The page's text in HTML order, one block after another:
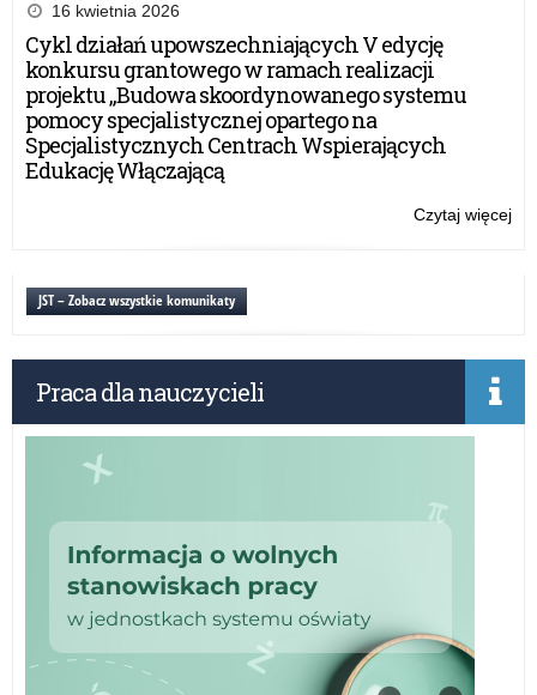
16 kwietnia 2026
Cykl działań upowszechniających V edycję
konkursu grantowego w ramach realizacji
projektu „Budowa skoordynowanego systemu
pomocy specjalistycznej opartego na
Specjalistycznych Centrach Wspierających
Edukację Włączającą
Czytaj więcej
JST – Zobacz wszystkie komunikaty
Praca dla nauczycieli